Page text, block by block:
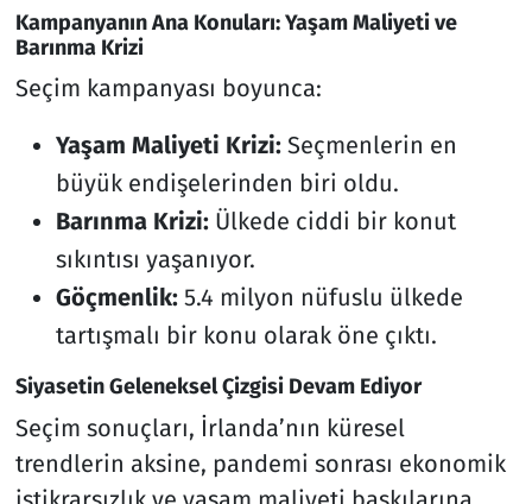
Kampanyanın Ana Konuları: Yaşam Maliyeti ve
Barınma Krizi
Seçim kampanyası boyunca:
Yaşam Maliyeti Krizi:Seçmenlerin en
büyük endişelerinden biri oldu.
Barınma Krizi:Ülkede ciddi bir konut
sıkıntısı yaşanıyor.
Göçmenlik:5.4 milyon nüfuslu ülkede
tartışmalı bir konu olarak öne çıktı.
Siyasetin Geleneksel Çizgisi Devam Ediyor
Seçim sonuçları, İrlanda’nın küresel
trendlerin aksine, pandemi sonrası ekonomik